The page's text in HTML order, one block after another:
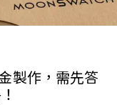
製作，需先答